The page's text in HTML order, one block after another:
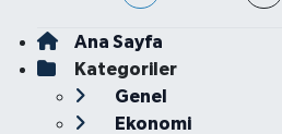
Ana Sayfa
Kategoriler
Genel
Ekonomi